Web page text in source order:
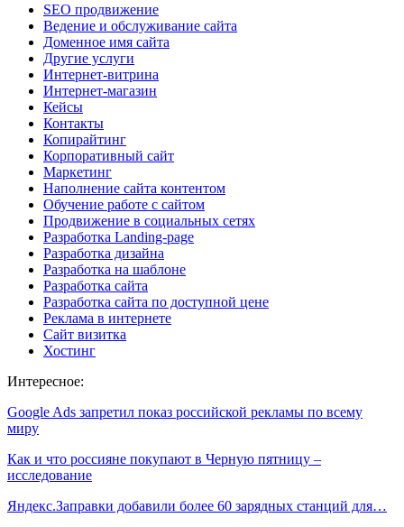
SEO продвижение
Ведение и обслуживание сайта
Доменное имя сайта
Другие услуги
Интернет-витрина
Интернет-магазин
Кейсы
Контакты
Копирайтинг
Корпоративный сайт
Маркетинг
Наполнение сайта контентом
Обучение работе с сайтом
Продвижение в социальных сетях
Разработка Landing-page
Разработка дизайна
Разработка на шаблоне
Разработка сайта
Разработка сайта по доступной цене
Реклама в интернете
Сайт визитка
Хостинг
Интересное:
Google Ads запретил показ российской рекламы по всему
миру
Как и что россияне покупают в Черную пятницу –
исследование
Яндекс.Заправки добавили более 60 зарядных станций для…